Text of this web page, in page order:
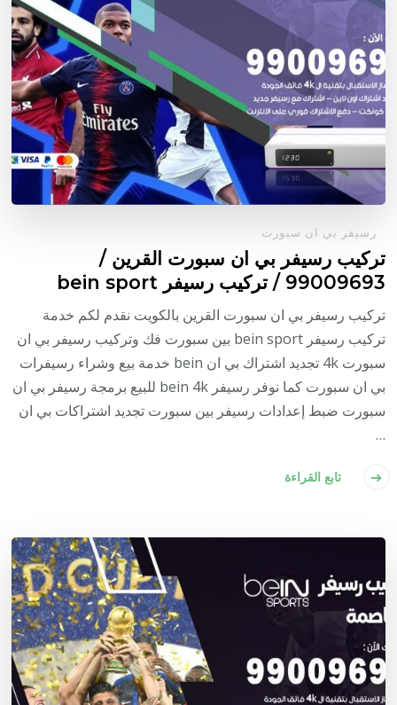
رسيفر بي ان سبورت
تركيب رسيفر بي ان سبورت القرين /
99009693 / تركيب رسيفر bein sport
تركيب رسيفر بي ان سبورت القرين بالكويت نقدم لكم خدمة
تركيب رسيفر bein sport بين سبورت فك وتركيب رسيفر بي ان
سبورت 4k تجديد اشتراك بي ان bein خدمة بيع وشراء رسيفرات
بي ان سبورت كما نوفر رسيفر bein 4k للبيع برمجة رسيفر بي ان
سبورت ضبط إعدادات رسيفر بين سبورت تجديد اشتراكات بي ان
…
تابع القراءة